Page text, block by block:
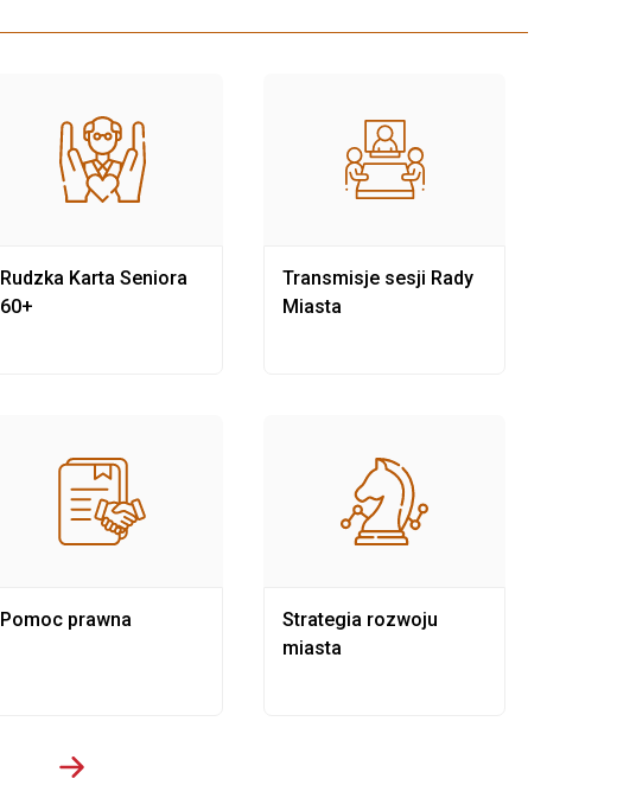
Rudzka Karta Seniora
60+
Pomoc prawna
Transmisje sesji Rady
Miasta
Strategia rozwoju
miasta